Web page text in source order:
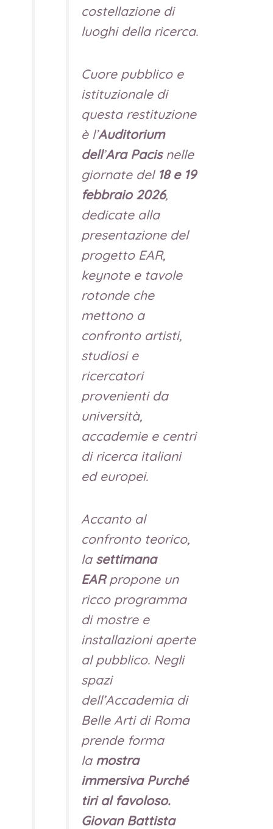
costellazione di
luoghi della ricerca.
Cuore pubblico e
istituzionale di
questa restituzione
è l’Auditorium
dell’Ara Pacisnelle
giornate del 18 e 19
febbraio 2026,
dedicate alla
presentazione del
progetto EAR,
keynote e tavole
rotonde che
mettono a
confronto artisti,
studiosi e
ricercatori
provenienti da
università,
accademie e centri
di ricerca italiani
ed europei.
Accanto al
confronto teorico,
la settimana
EARpropone un
ricco programma
di mostre e
installazioni aperte
al pubblico. Negli
spazi
dell’Accademia di
Belle Arti di Roma
prende forma
la mostra
immersiva Purché
tiri al favoloso.
Giovan Battista